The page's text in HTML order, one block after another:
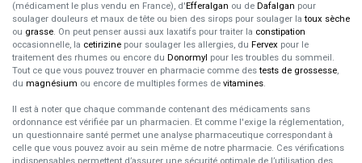
(médicament le plus vendu en France), d'Efferalgan ou de Dafalgan pour
soulager douleurs et maux de tête ou bien des sirops pour soulager latoux sèche
ou grasse. On peut penser aussi aux laxatifs pour traiter la constipation
occasionnelle, la cetirizine pour soulager les allergies, du Fervex pour le
traitement des rhumes ou encore du Donormyl pour les troubles du sommeil.
Tout ce que vous pouvez trouver en pharmacie comme destests de grossesse,
du magnésium ou encore de multiples formes de vitamines.
Il est à noter que chaque commande contenant des médicaments sans
ordonnance est vérifiée par un pharmacien. Et comme l'exige la réglementation,
un questionnaire santé permet une analyse pharmaceutique correspondant à
celle que vous pouvez avoir au sein même de notre pharmacie. Ces vérifications